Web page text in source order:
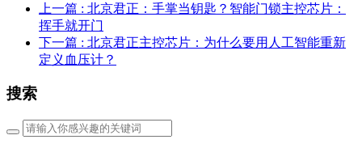
上一篇 : 北京君正：手掌当钥匙？智能门锁主控芯片：
挥手就开门
下一篇 : 北京君正主控芯片：为什么要用人工智能重新
定义血压计？
搜索